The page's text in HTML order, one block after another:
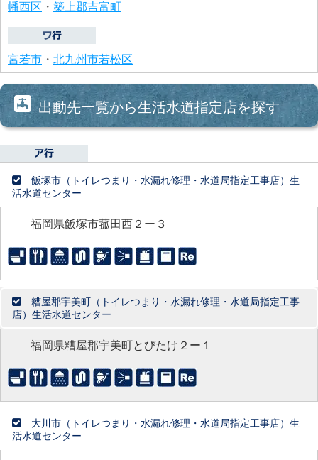
幡西区 ・ 築上郡吉富町
宮若市 ・ 北九州市若松区
出動先一覧から生活水道指定店を探す
飯塚市（トイレつまり・水漏れ修理・水道局指定工事店）生
活水道センター
福岡県飯塚市菰田西２ー３
糟屋郡宇美町（トイレつまり・水漏れ修理・水道局指定工事
店）生活水道センター
福岡県糟屋郡宇美町とびたけ２ー１
大川市（トイレつまり・水漏れ修理・水道局指定工事店）生
活水道センター